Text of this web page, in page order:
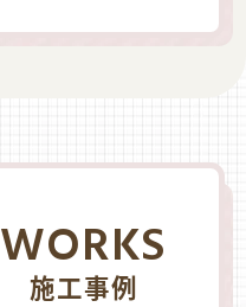
WORKS
施工事例